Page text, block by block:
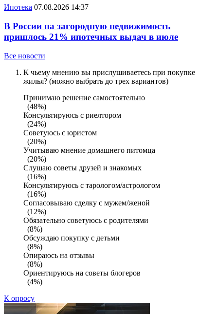
Ипотека 07.08.2026 14:37
В России на загородную недвижимость
пришлось 21% ипотечных выдач в июле
Все новости
К чьему мнению вы прислушиваетесь при покупке
жилья? (можно выбрать до трех вариантов)
Принимаю решение самостоятельно
(48%)
Консультируюсь с риелтором
(24%)
Советуюсь с юристом
(20%)
Учитываю мнение домашнего питомца
(20%)
Слушаю советы друзей и знакомых
(16%)
Консультируюсь с тарологом/астрологом
(16%)
Согласовываю сделку с мужем/женой
(12%)
Обязательно советуюсь с родителями
(8%)
Обсуждаю покупку с детьми
(8%)
Опираюсь на отзывы
(8%)
Ориентируюсь на советы блогеров
(4%)
К опросу